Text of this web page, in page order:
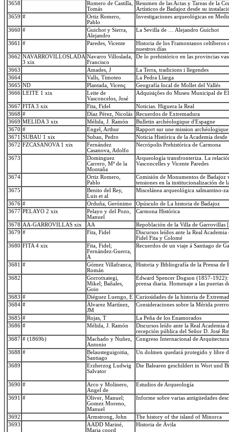
3658
Romero de Castilla,
Tomás
Resumen de las Actas y Tareas de la
Artísticos de Badajoz desde su
3659 #
Ortiz Romero,
Pablo
Investigaciones arqueológicas en
3660 #
Guichot y Sierra,
Alejandro
La Sevilla de … Alejandro Guichot
3661 # Paredes, Vicente
Historia de los Framontanos celtíberos
nuestros días
3662 NAVARROVILLOSLADA
3 xix
Navarro Villoslada,
Francisco
De lo prehistórico en las provincias
3663 Amades, J
La Terra, tradicions i llegendes
3664
Valls, Timoteo
La Pedra Llarga
3665 ND Plantada, Vicenç
Geografía local de Mollet del Vallés
3666 LEITE 1 xix
Leite de
Vasconcelos, José
Adquisiçôes do Museu Municipal de
3667 FITA 3 xix Fita, Fidel
Noticias. Higuera la Real
3668 # Díaz Pérez, Nicolás
Recuerdos de Extremadura
3669 MELIDA 3 xix Mélida, J. Ramón
Bulletin archéologique d'Espagne
3670 # Engel, Arthur
Rapport sur une mission
3671
SUBAU 1 xix Subau, Pedro
Noticia Histórica de la Academia
3672 FZCASANOVA 1 xix
Fernández
Casanova, Adolfo
Necrópolis Prehistórica de Carmona
3673
Dominguez
Carrero, Mª de la
Montaña
Arqueología transfronteriza. La
Vasconcelles y Vicente Paredes
3674
Ortiz Romero,
Pablo
Comisión de Monumentos de
tensiones en la institucionalización de
3675
Benito del Rey,
Luis et al
Miscelánea arqueológica salmantino-
3676 # Orduña, Gerónimo
Opúsculo de La historia de Badajoz
3677 PELAYO 2 xix
Pelayo y del Pozo,
Manuel
Carmona Histórica
3678 AA-GARROVILLAS xix AA
Repoblación de la Villa de Garrovillas
3679 # Fita, Fidel
Discursos leídos ante la Real
Fidel Fita y Colomé
3680 FITA 4 xix
Fita, Fidel;
Fernández-Guerra,
A
Recuerdos de un viaje á Santiago de
3681 #
Gómez Villafranca,
Román
Historia y Bibliografía de la Prensa de
3682
Gorrotxategi,
Mikel; Bañales,
Goio
Edward Spencer Dogson (1857-
prensa diaria. Homenaje a las puertas
3683 # Diéguez Luengo, E Curiosidades de la historia de
3684 #
Álvarez Martínez,
JM
Consideraciones sobre la Mérida
3685 # Rojas, T
La Peña de los Enamorados
3686 # Mélida, J. Ramón
Discursos leído ante la Real Academia
recepción pública del Señor D. José
3687 # (1869b)
Machado y Nuñez,
Antonio
Congreso Internacional de
3688 #
Belausteguigoitia,
Santiago
Un dolmen quedará protegido y libre
3689
Erzherzog Ludwig
Salvator
Die Balearen geschildert in Wort und
3690 #
Arco y Molinero,
Angel de
Estudios de Arqueología
3691 #
Oliver, Manuel;
Gomez Moreno,
Manuel
Informe sobre varias antigüedades
3692 Armstrong, John
The history of the island of Minorca
3693
AADD Mariné,
Maria coord
Historia de Ávila